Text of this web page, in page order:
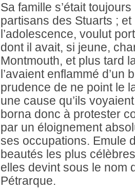
Sa famille s’était
partisans des Stuarts ;
l’adolescence, voulut
dont il avait, si jeune,
Montmouth, et plus tard
l’avaient enflammé
prudence de ne point le
une cause qu’ils
borna donc à protester
par un éloignement
ses occupations. Emule
beautés les plus célèbres
elles devint sous le nom
Pétrarque.